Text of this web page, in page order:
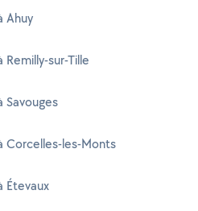
Ahuy
sur-Tille
Savouges
Corcelles-les-Monts
Étevaux